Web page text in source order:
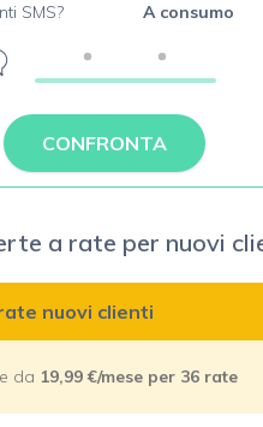
SMS? A consumo
CONFRONTA
a rate per nuovi
nuovi clienti
da 19,99 €/mese per 36 rate